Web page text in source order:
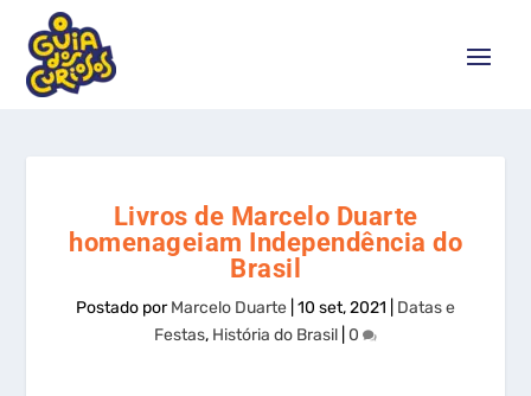
Livros de Marcelo Duarte
homenageiam Independência do
Brasil
Postado porMarcelo Duarte 10 set, 2021
Datas e
Festas, História do Brasil 0